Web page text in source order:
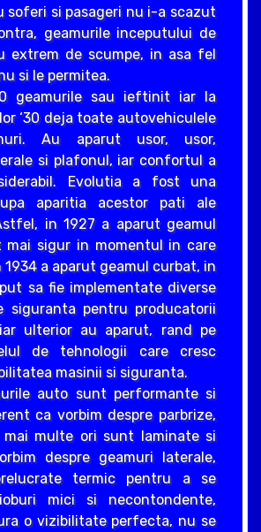
soferi si pasageri nu i-a scazut
geamurile inceputului de
extrem de scumpe, in asa fel
si le permitea.
geamurile sau ieftinit iar la
‘30 deja toate autovehiculele
Au aparut usor, usor,
si plafonul, iar confortul a
Evolutia a fost una
aparitia acestor pati ale
in 1927 a aparut geamul
mai sigur in momentul in care
1934 a aparut geamul curbat, in
sa fie implementate diverse
siguranta pentru producatorii
ulterior au aparut, rand pe
de tehnologii care cresc
masinii si siguranta.
auto sunt performante si
ca vorbim despre parbrize,
mai multe ori sunt laminate si
despre geamuri laterale,
termic pentru a se
mici si necontondente,
o vizibilitate perfecta, nu se